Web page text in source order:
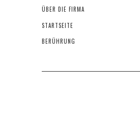
ÜBER DIE FIRMA
STARTSEITE
BERÜHRUNG